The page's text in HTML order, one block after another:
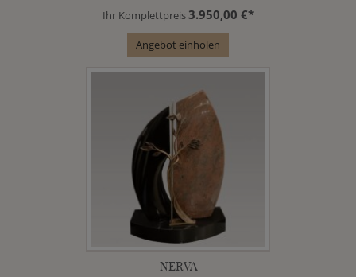
Ihr Komplettpreis3.950,00 €*
Angebot einholen
NERVA